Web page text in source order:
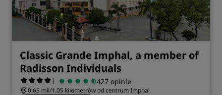
Classic Grande Imphal, a member of
Radisson Individuals
| 427 opinie
0.65 mil/1.05 kilometrów od centrum Imphal